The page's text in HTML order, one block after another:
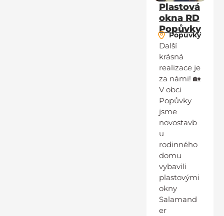
Plastová
okna RD
Popůvky
Popůvky
Další
krásná
realizace je
za námi! 🏡
V obci
Popůvky
jsme
novostavb
u
rodinného
domu
vybavili
plastovými
okny
Salamand
er